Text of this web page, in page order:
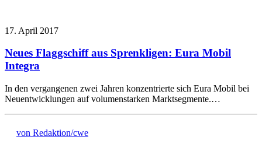
17. April 2017
Neues Flaggschiff aus Sprenkligen: Eura Mobil
Integra
In den vergangenen zwei Jahren konzentrierte sich Eura Mobil bei
Neuentwicklungen auf volumenstarken Marktsegmente.…
von Redaktion/cwe